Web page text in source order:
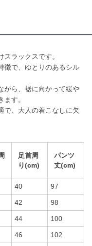
ラックスです。
徴で、ゆとりのあるシル
がら、裾に向かって緩や
す。
で、大人の着こなしに欠
足首周
り(cm)
パンツ
丈(cm)
40 97
42 98
44 100
46 102